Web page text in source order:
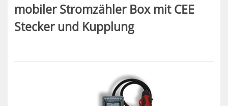
mobiler Stromzähler Box mit CEE
Stecker und Kupplung